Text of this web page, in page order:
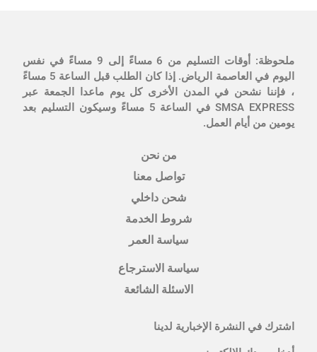
ملحوظة: أوقات التسليم من 6 مساءً إلى 9 مساءً في نفس
اليوم في العاصمة الرياض. إذا كان الطلب قبل الساعة 5 مساءً
، فإننا نشحن في المدن الأخرى كل يوم ماعدا الجمعة عبر
SMSA EXPRESS في الساعة 5 مساءً وسيكون التسليم بعد
يومين من أيام العمل.
من نحن
تواصل معنا
شحن داخلي
شروط الخدمة
سياسة العمر
سياسة الاسترجاع
الاسئلة الشائعة
اشترك في النشرة الإخبارية لدينا